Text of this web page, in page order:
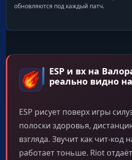
обновляются под каждый патч.
ESP и вх на
реально видно
ESP рисует поверх игры
полоски здоровья,
взгляда. Звучит как чит-код
работает тоньше. Riot